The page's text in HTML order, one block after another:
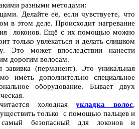
разными методами:
Делайте её, если чувствуете, что
в этом деле. Происходит нагревание
локонов. Ещё с их помощью можно
только увлекаться и делать слишком
Это может впоследствии нанести
дорогим волосам.
завивка (перманент). Это уникальная
иметь дополнительно специальное
оборудование. Бывает двух
холоднаяукладка волос,
только с помощью пальцев и
безопасный для локонов и